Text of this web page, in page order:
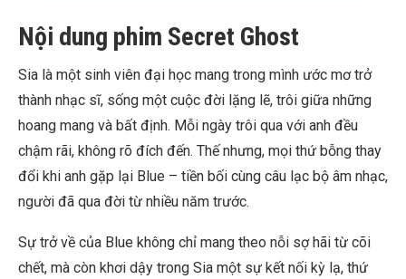
Nội dung phim Secret Ghost
Sia là một sinh viên đại học mang trong mình ước mơ trở
thành nhạc sĩ, sống một cuộc đời lặng lẽ, trôi giữa những
hoang mang và bất định. Mỗi ngày trôi qua với anh đều
chậm rãi, không rõ đích đến. Thế nhưng, mọi thứ bỗng thay
đổi khi anh gặp lại Blue – tiền bối cùng câu lạc bộ âm nhạc,
người đã qua đời từ nhiều năm trước.
Sự trở về của Blue không chỉ mang theo nỗi sợ hãi từ cõi
chết, mà còn khơi dậy trong Sia một sự kết nối kỳ lạ, thứ